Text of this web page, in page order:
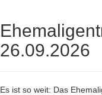
26.09.2026
Es ist so weit: Das